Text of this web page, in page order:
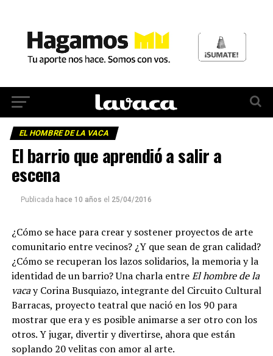
EL HOMBRE DE LA VACA
El barrio que aprendió a salir a
escena
Publicada hace 10 años el 25/04/2016
¿Cómo se hace para crear y sostener proyectos de arte
comunitario entre vecinos? ¿Y que sean de gran calidad?
¿Cómo se recuperan los lazos solidarios, la memoria y la
identidad de un barrio? Una charla entreEl hombre de la
vacay Corina Busquiazo, integrante del Circuito Cultural
Barracas, proyecto teatral que nació en los 90 para
mostrar que era y es posible animarse a ser otro con los
otros. Y jugar, divertir y divertirse, ahora que están
soplando 20 velitas con amor al arte.